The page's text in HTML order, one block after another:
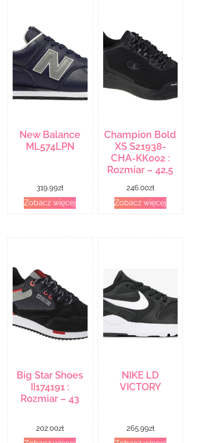
New Balance
ML574LPN
319.99zł
Zobacz więcej
Champion Bold
XS S21938-
CHA-KK002 :
Rozmiar – 42,5
246.00zł
Zobacz więcej
Big Star Shoes
II174191 :
Rozmiar – 43
202.00zł
NIKE LD
VICTORY
265.99zł